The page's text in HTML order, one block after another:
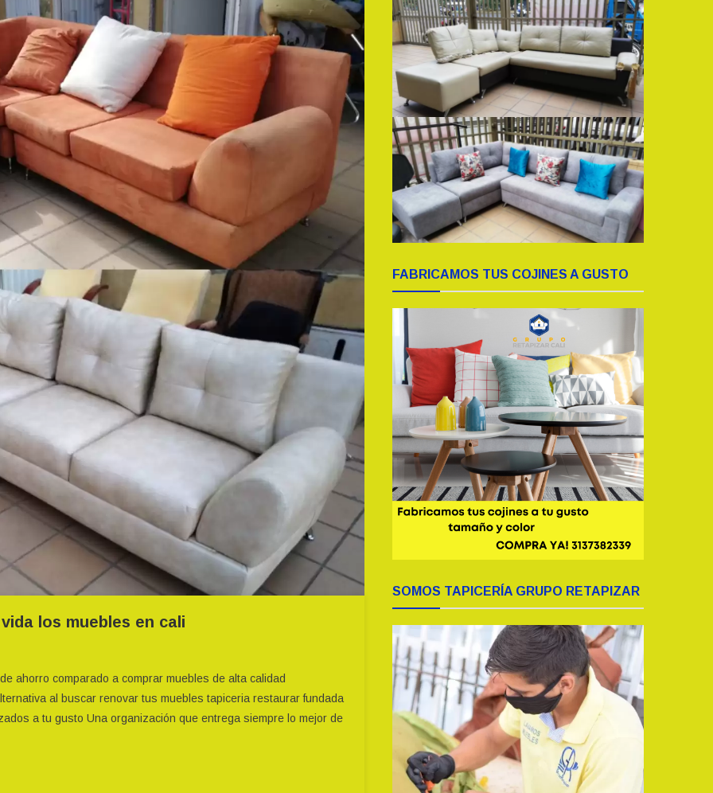
los muebles en cali
ahorro comparado a comprar muebles de alta calidad
al buscar renovar tus muebles tapiceria restaurar fundada
a tu gusto Una organización que entrega siempre lo mejor de
FABRICAMOS TUS COJINES A GUSTO
SOMOS TAPICERÍA GRUPO RETAPIZAR